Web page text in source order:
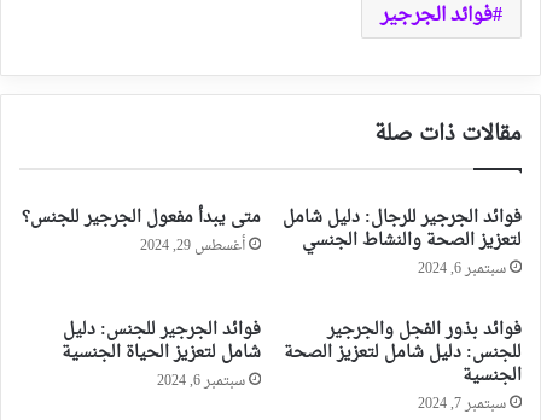
فوائد الجرجير
مقالات ذات صلة
فوائد الجرجير للرجال: دليل شامل
لتعزيز الصحة والنشاط الجنسي
سبتمبر 6, 2024
متى يبدأ مفعول الجرجير للجنس؟
أغسطس 29, 2024
فوائد بذور الفجل والجرجير
للجنس: دليل شامل لتعزيز الصحة
الجنسية
سبتمبر 7, 2024
فوائد الجرجير للجنس: دليل
شامل لتعزيز الحياة الجنسية
سبتمبر 6, 2024